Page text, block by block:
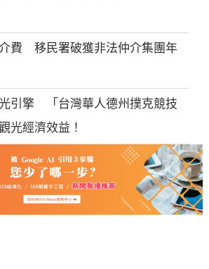
費 移民署破獲非法仲介集團年
引擎 「台灣華人德州撲克競技
光經濟效益！